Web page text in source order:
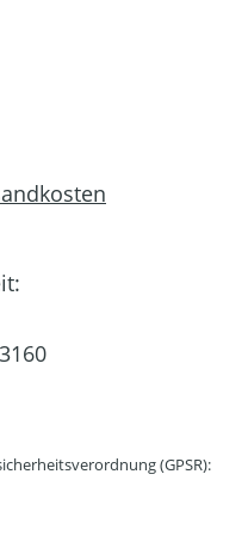
(GPSR):